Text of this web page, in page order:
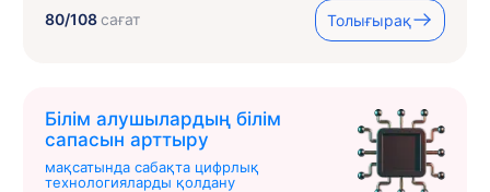
80/108сағат Толығырақ
Білім алушылардың білім
сапасын арттыру
мақсатында сабақта цифрлық
технологияларды қолдану